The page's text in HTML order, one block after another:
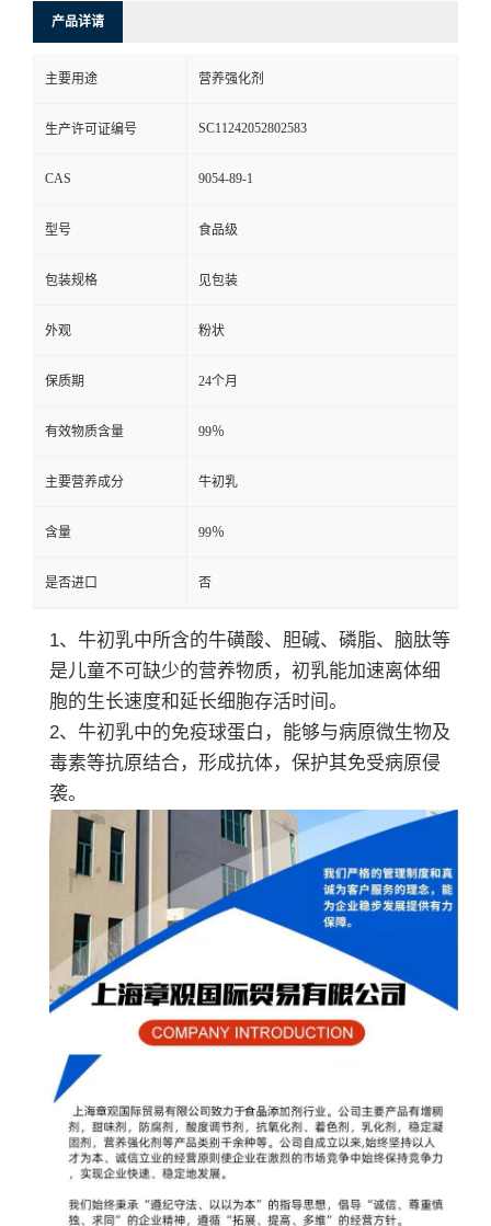
产品详请
主要用途 营养强化剂
生产许可证编号 SC11242052802583
CAS 9054-89-1
型号 食品级
包装规格 见包装
外观 粉状
保质期 24个月
有效物质含量 99％
主要营养成分 牛初乳
含量 99％
是否进口 否
1、牛初乳中所含的牛磺酸、胆碱、磷脂、脑肽等
是儿童不可缺少的营养物质，初乳能加速离体细
胞的生长速度和延长细胞存活时间。
2、牛初乳中的免疫球蛋白，能够与病原微生物及
毒素等抗原结合，形成抗体，保护其免受病原侵
袭。